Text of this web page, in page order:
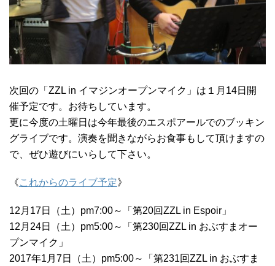
次回の「ZZL in イマジンオープンマイク」は１月14日開
催予定です。お待ちしています。
更に今度の土曜日は今年最後のエスポアールでのブッキン
グライブです。演奏を聞きながらお食事もして頂けますの
で、ぜひ遊びにいらして下さい。
《これからのライブ予定》
12月17日（土）pm7:00～「第20回ZZL in Espoir」
12月24日（土）pm5:00～「第230回ZZL in おぶすまオー
プンマイク」
2017年1月7日（土）pm5:00～「第231回ZZL in おぶすま